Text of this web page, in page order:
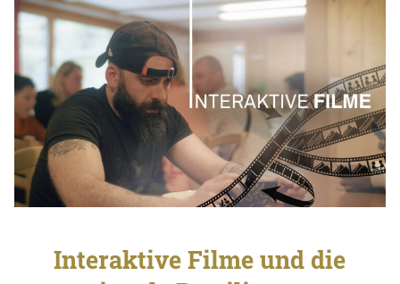
Interaktive Filme und die